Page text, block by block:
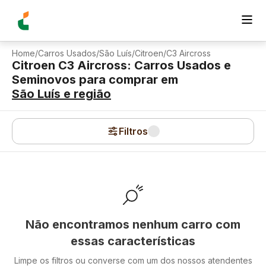
Home/Carros Usados/São Luís/Citroen/C3 Aircross
Citroen C3 Aircross: Carros Usados e
Seminovos para comprar em
São Luís e região
Filtros
Não encontramos nenhum carro com
essas características
Limpe os filtros ou converse com um dos nossos atendentes